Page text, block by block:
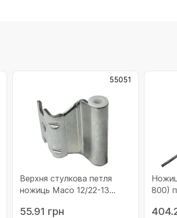
55051
Верхня стулкова петля
ножиць Масо 12/22-13
55.91 грн
800)